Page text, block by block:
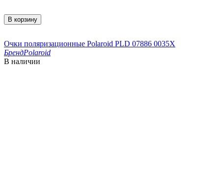
В корзину
Очки поляризационные Polaroid PLD 07886 0035X
БрендPolaroid
В наличии